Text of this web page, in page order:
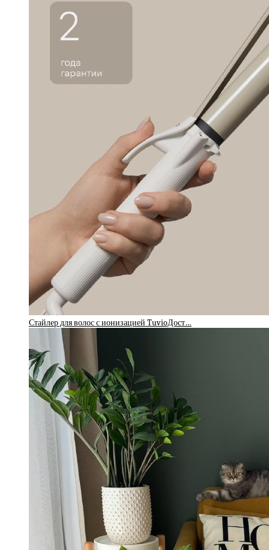
Стайлер для волос с ионизацией TuvioДост…